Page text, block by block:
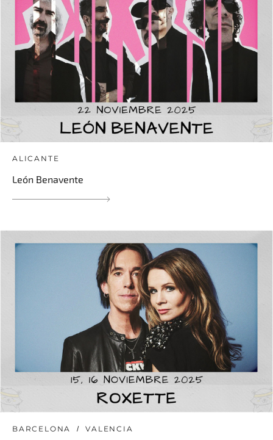
ALICANTE
León Benavente
BARCELONA VALENCIA